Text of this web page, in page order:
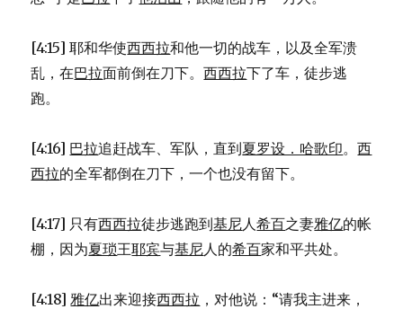
[4:15] 耶和华使西西拉和他一切的战车，以及全军溃
乱，在巴拉面前倒在刀下。西西拉下了车，徒步逃
跑。
[4:16] 巴拉追赶战车、军队，直到夏罗设．哈歌印。西
西拉的全军都倒在刀下，一个也没有留下。
[4:17] 只有西西拉徒步逃跑到基尼人希百之妻雅亿的帐
棚，因为夏琐王耶宾与基尼人的希百家和平共处。
[4:18]雅亿出来迎接西西拉 ，对他说：“请我主进来，